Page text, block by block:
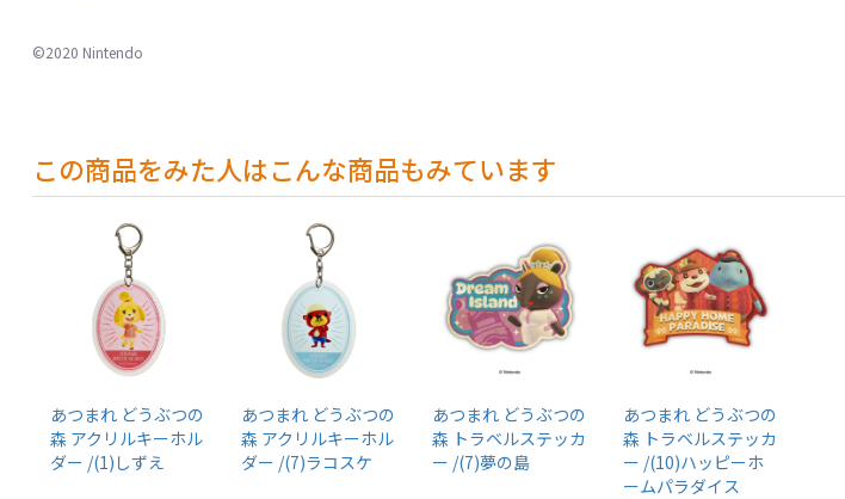
©2020 Nintendo
この商品をみた人はこんな商品もみています
あつまれ どうぶつの
森 アクリルキーホル
ダー /(1)しずえ
あつまれ どうぶつの
森 アクリルキーホル
ダー /(7)ラコスケ
あつまれ どうぶつの
森 トラベルステッカ
ー /(7)夢の島
あつまれ どうぶつの
森 トラベルステッカ
ー /(10)ハッピーホ
ームパラダイス